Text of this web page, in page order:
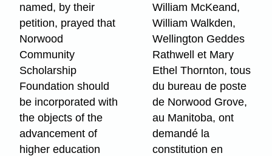
named, by their
petition, prayed that
Norwood
Community
Scholarship
Foundation should
be incorporated with
the objects of the
advancement of
higher education
William McKeand,
William Walkden,
Wellington Geddes
Rathwell et Mary
Ethel Thornton, tous
du bureau de poste
de Norwood Grove,
au Manitoba, ont
demandé la
constitution en